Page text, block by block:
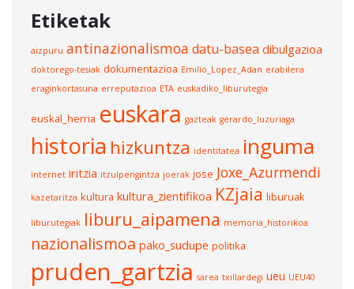
Etiketak
aizpuru antinazionalismoa datu-basea dibulgazioa
doktorego-tesiak dokumentazioa Emilio_Lopez_Adan erabilera
eraginkortasuna erreputazioa ETA euskadiko_liburutegia
euskal_herria euskara gazteak gerardo_luzuriaga
historia hizkuntza identitatea inguma
internet iritzia itzulpengintza joerak jose Joxe_Azurmendi
kazetaritza kultura kultura_zientifikoa KZjaia liburuak
liburutegiak liburu_aipamena memoria_historikoa
nazionalismoa pako_sudupe politika
pruden_gartzia sarea txillardegi ueu UEU40